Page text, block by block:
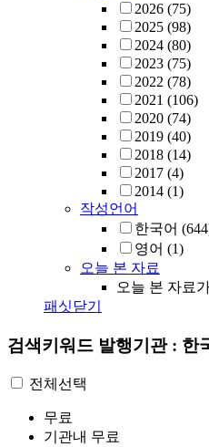
2026 (75)
2025 (98)
2024 (80)
2023 (75)
2022 (78)
2021 (106)
2020 (74)
2019 (40)
2018 (14)
2017 (4)
2014 (1)
작성언어
한국어
영어 (1)
오늘 본 자료
오늘 본 자료
패싯닫기
검색키워드 발행기관 : 한
전체선택
무료
기관내 무료